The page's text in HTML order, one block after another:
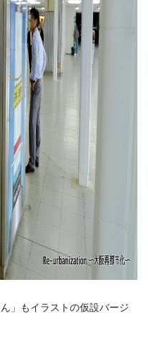
」もイラストの仮設バージ